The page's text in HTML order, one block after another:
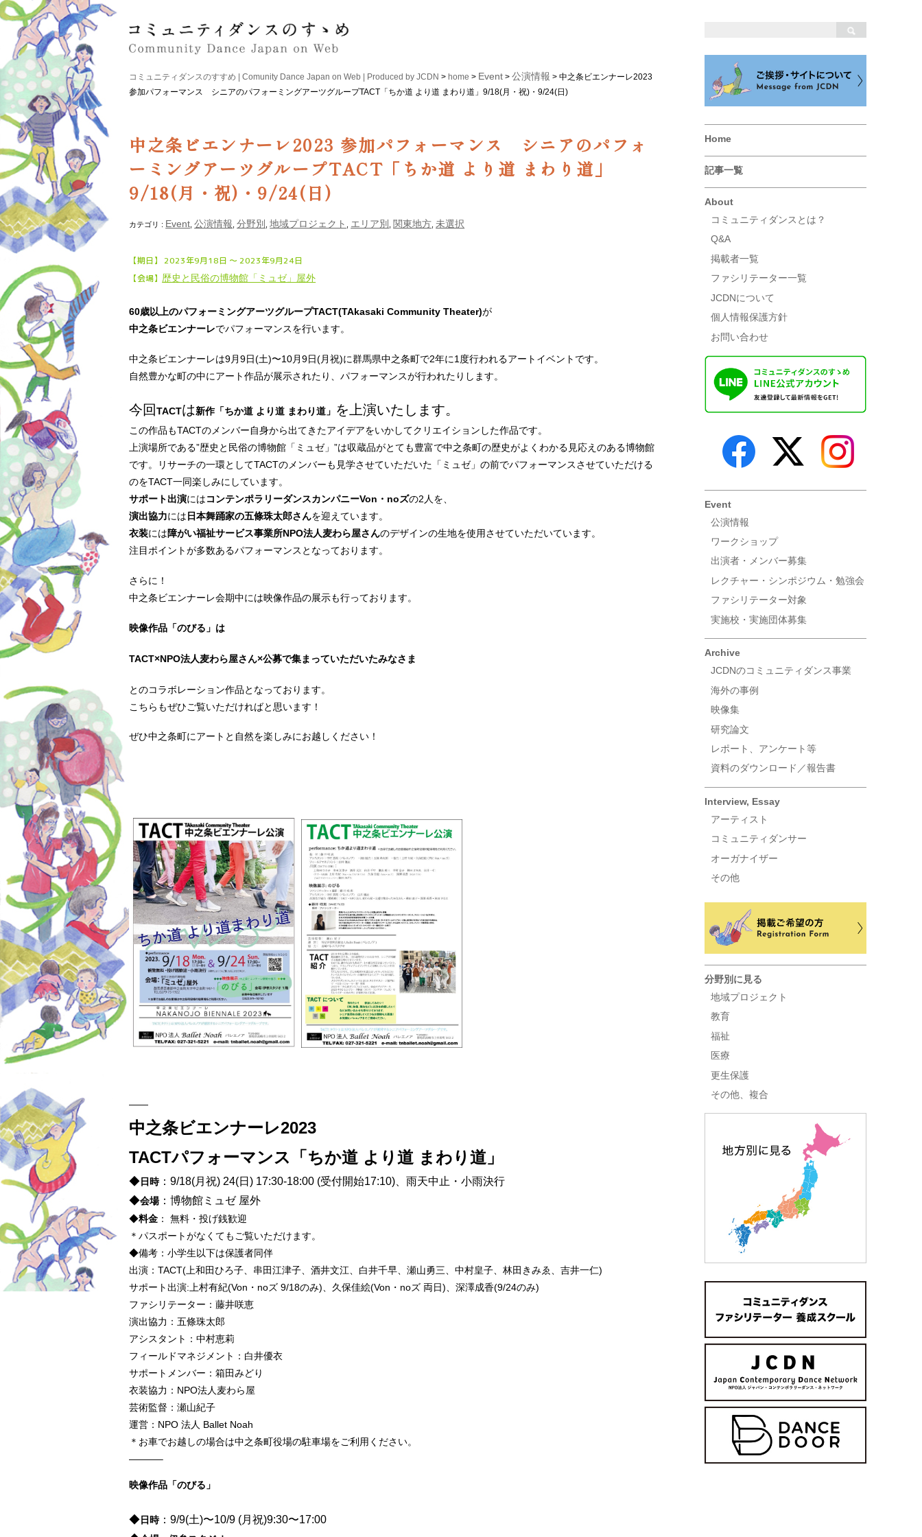
コミュニティダンスのすすめ | Comunity Dance Japan on Web | Produced by JCDN > home > Event >公演情報 > 中之条ビエンナーレ2023
参加パフォーマンス シニアのパフォーミングアーツグループTACT「ちか道 より道 まわり道」9/18(月・祝)・9/24(日)
Home
記事一覧
About
コミュニティダンスとは？
Q&A
掲載者一覧
ファシリテーター一覧
JCDNについて
個人情報保護方針
お問い合わせ
Event
公演情報
ワークショップ
出演者・メンバー募集
レクチャー・シンポジウム・勉強会
ファシリテーター対象
実施校・実施団体募集
Archive
JCDNのコミュニティダンス事業
海外の事例
映像集
研究論文
レポート、アンケート等
資料のダウンロード／報告書
Interview, Essay
アーティスト
コミュニティダンサー
オーガナイザー
その他
分野別に見る
地域プロジェクト
教育
福祉
医療
更生保護
その他、複合
中之条ビエンナーレ2023 参加パフォーマンス シニアのパフォ
ーミングアーツグループTACT「ちか道 より道 まわり道」
9/18(月・祝)・9/24(日)
カテゴリ : Event ,公演情報 ,分野別 ,地域プロジェクト エリア別 関東地方 未選択
【期日】 2023年9月18日 〜 2023年9月24日
【会場】 歴史と民俗の博物館「ミュゼ」屋外
60歳以上のパフォーミングアーツグループTACT(TAkasaki Community Theater)が
中之条ビエンナーレでパフォーマンスを行います。
中之条ビエンナーレは9月9日(土)〜10月9日(月祝)に群馬県中之条町で2年に1度行われるアートイベントです。
自然豊かな町の中にアート作品が展示されたり、パフォーマンスが行われたりします。
今回TACTは新作「ちか道 より道 まわり道」 を上演いたします。
この作品もTACTのメンバー自身から出てきたアイデアをいかしてクリエイションした作品です。
上演場所である”歴史と民俗の博物館「ミュゼ」”は収蔵品がとても豊富で中之条町の歴史がよくわかる見応えのある博物館
です。リサーチの一環としてTACTのメンバーも見学させていただいた「ミュゼ」の前でパフォーマンスさせていただける
のをTACT一同楽しみにしています。
サポート出演にはコンテンポラリーダンスカンパニーVon・noズの2人を、
演出協力には 日本舞踊家の五條珠太郎さんを迎えています。
衣装には障がい福祉サービス事業所NPO法人麦わら屋さんのデザインの生地を使用させていただいています。
注目ポイントが多数あるパフォーマンスとなっております。
さらに！
中之条ビエンナーレ会期中には映像作品の展示も行っております。
映像作品「のびる」は
TACT×NPO法人麦わら屋さん×公募で集まっていただいたみなさま
とのコラボレーション作品となっております。
こちらもぜひご覧いただければと思います！
ぜひ中之条町にアートと自然を楽しみにお越しください！
——
中之条ビエンナーレ2023
TACTパフォーマンス「ちか道 より道 まわり道」
◆日時：9/18(月祝) 24(日) 17:30-18:00 (受付開始17:10)、雨天中止・小雨決行
◆会場：博物館ミュゼ 屋外
◆料金 ： 無料・投げ銭歓迎
＊パスポートがなくてもご覧いただけます。
◆備考：小学生以下は保護者同伴
出演：TACT(上和田ひろ子、串田江津子、酒井文江、白井千早、瀬山勇三、中村皇子、林田きみゑ、吉井一仁)
サポート出演:上村有紀(Von・noズ 9/18のみ)、久保佳絵(Von・noズ 両日)、深澤成香(9/24のみ)
ファシリテーター：藤井咲恵
演出協力：五條珠太郎
アシスタント：中村恵莉
フィールドマネジメント：白井優衣
サポートメンバー：箱田みどり
衣装協力：NPO法人麦わら屋
芸術監督：瀬山紀子
運営：NPO 法人 Ballet Noah
＊お車でお越しの場合は中之条町役場の駐車場をご利用ください。
———–
映像作品「のびる」
◆日時：9/9(土)〜10/9 (月祝)9:30〜17:00